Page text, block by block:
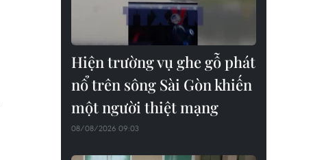
Hiện trường vụ ghe gỗ phát
nổ trên sông Sài Gòn khiến
một người thiệt mạng
08/08/2026 09:03